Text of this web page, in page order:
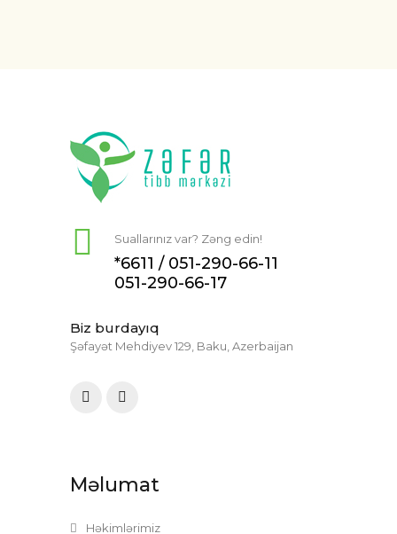
Suallarınız var? Zəng edin!
*6611 / 051-290-66-11
051-290-66-17
Biz burdayıq
Şəfayət Mehdiyev 129, Baku, Azerbaijan
Məlumat
Həkimlərimiz